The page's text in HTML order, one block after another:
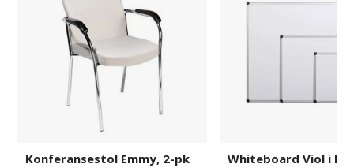
Konferansestol Emmy, 2-pk
Whiteboard Viol i